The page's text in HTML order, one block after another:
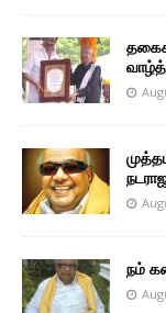
நம்